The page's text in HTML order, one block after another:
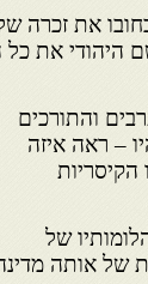
את זכרה
היהודי את כל
והתורכים
– ראה איזה
של
של אותה